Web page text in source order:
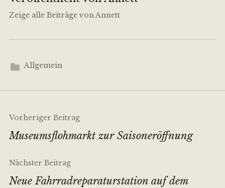
Zeige alle Beiträge von Annett
Allgemein
Beitragsnavigation
Vorheriger Beitrag
Museumsflohmarkt zur Saisoneröffnung
Nächster Beitrag
Neue Fahrradreparaturstation auf dem